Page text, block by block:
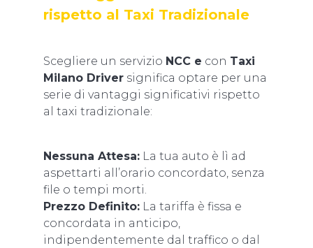
rispetto al Taxi Tradizionale
Scegliere un servizio NCC e con Taxi
Milano Driver significa optare per una
serie di vantaggi significativi rispetto
al taxi tradizionale:
Nessuna Attesa: La tua auto è lì ad
aspettarti all’orario concordato, senza
file o tempi morti.
Prezzo Definito: La tariffa è fissa e
concordata in anticipo,
indipendentemente dal traffico o dal